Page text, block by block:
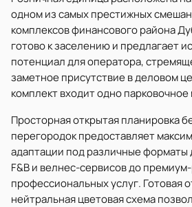
одном из самых престижных
комплексов финансового района
готово к заселению и предлагает
потенциал для оператора,
заметное присутствие в деловом
комплект входит одно парковочное
Просторная открытая планировка
перегородок предоставляет
адаптации под различные форматы
F&B и велнес-сервисов до
профессиональных услуг. Готовая
нейтральная цветовая схема